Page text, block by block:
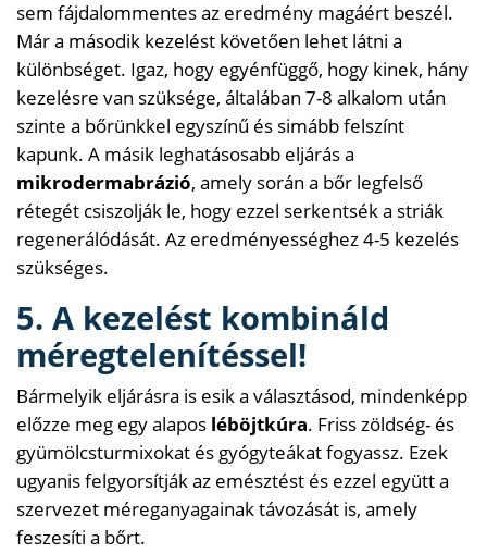
sem fájdalommentes az eredmény magáért beszél.
Már a második kezelést követően lehet látni a
különbséget. Igaz, hogy egyénfüggő, hogy kinek, hány
kezelésre van szüksége, általában 7-8 alkalom után
szinte a bőrünkkel egyszínű és simább felszínt
kapunk. A másik leghatásosabb eljárás a
mikrodermabrázió, amely során a bőr legfelső
rétegét csiszolják le, hogy ezzel serkentsék a striák
regenerálódását. Az eredményességhez 4-5 kezelés
szükséges.
5. A kezelést kombináld
méregtelenítéssel!
Bármelyik eljárásra is esik a választásod, mindenképp
előzze meg egy alapos léböjtkúra. Friss zöldség- és
gyümölcsturmixokat és gyógyteákat fogyassz. Ezek
ugyanis felgyorsítják az emésztést és ezzel együtt a
szervezet méreganyagainak távozását is, amely
feszesíti a bőrt.